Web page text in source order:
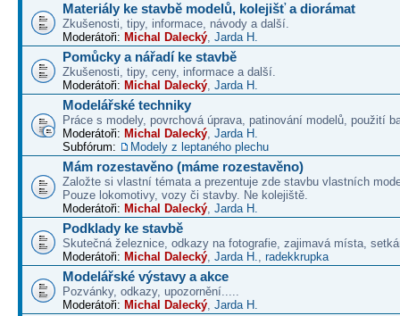
Materiály ke stavbě modelů, kolejišť a diorámat
Zkušenosti, tipy, informace, návody a další.
Moderátoři: Michal Dalecký, Jarda H.
Pomůcky a nářadí ke stavbě
Zkušenosti, tipy, ceny, informace a další.
Moderátoři: Michal Dalecký, Jarda H.
Modelářské techniky
Práce s modely, povrchová úprava, patinování modelů, použití
Moderátoři: Michal Dalecký, Jarda H.
Subfórum:
Modely z leptaného plechu
Mám rozestavěno (máme rozestavěno)
Založte si vlastní témata a prezentuje zde stavbu vlastních
Pouze lokomotivy, vozy či stavby. Ne kolejiště.
Moderátoři: Michal Dalecký, Jarda H.
Podklady ke stavbě
Skutečná železnice, odkazy na fotografie, zajimavá místa,
Moderátoři: Michal Dalecký, Jarda H., radekkrupka
Modelářské výstavy a akce
Pozvánky, odkazy, upozornění.....
Moderátoři: Michal Dalecký, Jarda H.